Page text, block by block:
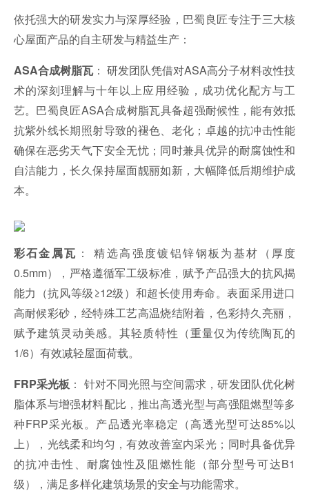
依托强大的研发实力与深厚经验，巴蜀良匠专注于三大核
心屋面产品的自主研发与精益生产：
ASA合成树脂瓦： 研发团队凭借对ASA高分子材料改性技
术的深刻理解与十年以上应用经验，成功优化配方与工
艺。巴蜀良匠ASA合成树脂瓦具备超强耐候性，能有效抵
抗紫外线长期照射导致的褪色、老化；卓越的抗冲击性能
确保在恶劣天气下安全无忧；同时兼具优异的耐腐蚀性和
自洁能力，长久保持屋面靓丽如新，大幅降低后期维护成
本。
彩石金属瓦 ： 精选高强度镀铝锌钢板为基材（厚度
0.5mm），严格遵循军工级标准，赋予产品强大的抗风揭
能力（抗风等级≥12级）和超长使用寿命。表面采用进口
高耐候彩砂，经特殊工艺高温烧结附着，色彩持久亮丽，
赋予建筑灵动美感。其轻质特性（重量仅为传统陶瓦的
1/6）有效减轻屋面荷载。
FRP采光板 ： 针对不同光照与空间需求，研发团队优化树
脂体系与增强材料配比，推出高透光型与高强阻燃型等多
种FRP采光板。产品透光率稳定（高透光型可达85%以
上），光线柔和均匀，有效改善室内采光；同时具备优异
的抗冲击性、耐腐蚀性及阻燃性能（部分型号可达B1
级），满足多样化建筑场景的安全与功能需求。